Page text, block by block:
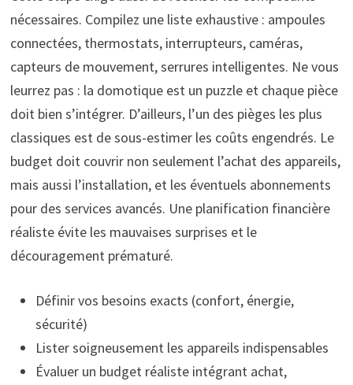
nécessaires. Compilez une liste exhaustive : ampoules
connectées, thermostats, interrupteurs, caméras,
capteurs de mouvement, serrures intelligentes. Ne vous
leurrez pas : la domotique est un puzzle et chaque pièce
doit bien s’intégrer. D’ailleurs, l’un des pièges les plus
classiques est de sous-estimer les coûts engendrés. Le
budget doit couvrir non seulement l’achat des appareils,
mais aussi l’installation, et les éventuels abonnements
pour des services avancés. Une planification financière
réaliste évite les mauvaises surprises et le
découragement prématuré.
Définir vos besoins exacts (confort, énergie,
sécurité)
Lister soigneusement les appareils indispensables
Évaluer un budget réaliste intégrant achat,